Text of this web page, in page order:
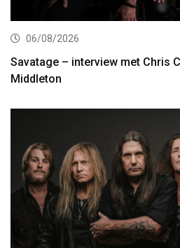
06/08/2026
Savatage – interview met Chris
Middleton